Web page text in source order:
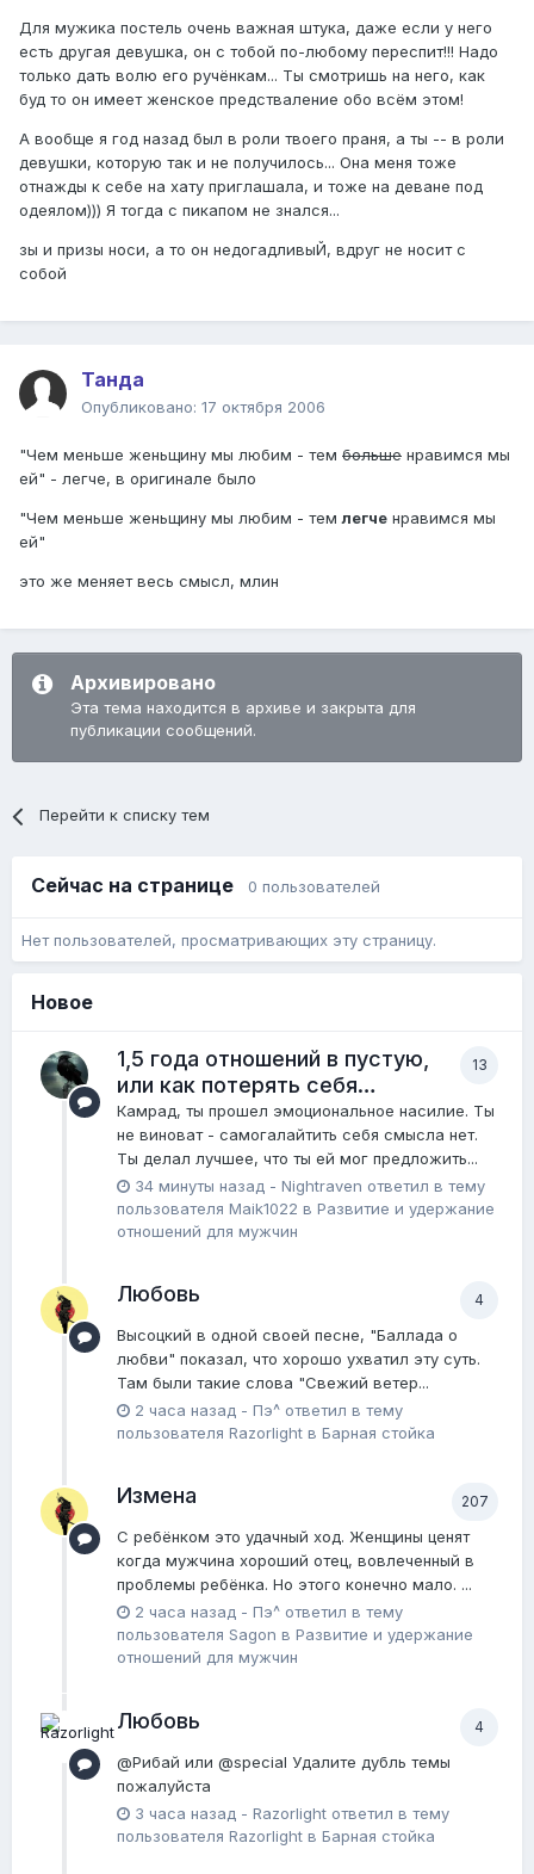
Для мужика постель очень важная штука, даже если у него
есть другая девушка, он с тобой по-любому переспит!!! Надо
только дать волю его ручёнкам... Ты смотришь на него, как
буд то он имеет женское предстваление обо всём этом!
А вообще я год назад был в роли твоего праня, а ты -- в роли
девушки, которую так и не получилось... Она меня тоже
отнажды к себе на хату приглашала, и тоже на деване под
одеялом))) Я тогда с пикапом не знался...
зы и призы носи, а то он недогадливыЙ, вдруг не носит с
собой
Танда
Опубликовано: 17 октября 2006
"Чем меньше женьщину мы любим - тем больше нравимся мы
ей" - легче, в оригинале было
"Чем меньше женьщину мы любим - темлегче нравимся мы
ей"
это же меняет весь смысл, млин
Архивировано
Эта тема находится в архиве и закрыта для
публикации сообщений.
Перейти к списку тем
Сейчас на странице 0 пользователей
Нет пользователей, просматривающих эту страницу.
Новое
13
1,5 года отношений в пустую,
или как потерять себя…
Камрад, ты прошел эмоциональное насилие. Ты
не виноват - самогалайтить себя смысла нет.
Ты делал лучшее, что ты ей мог предложить...
34 минуты назад - Nightraven ответил в тему
пользователя Maik1022 в Pазвитие и удержание
отношений для мужчин
4
Любовь
Высоцкий в одной своей песне, "Баллада о
любви" показал, что хорошо ухватил эту суть.
Там были такие слова "Свежий ветер...
2 часа назад - Пэ^ ответил в тему
пользователя Razorlight в Барная стойка
207
Измена
С ребёнком это удачный ход. Женщины ценят
когда мужчина хороший отец, вовлеченный в
проблемы ребёнка. Но этого конечно мало. ...
2 часа назад - Пэ^ ответил в тему
пользователя Sagon в Pазвитие и удержание
отношений для мужчин
4
Любовь
@Рибай или @special Удалите дубль темы
пожалуйста
3 часа назад - Razorlight ответил в тему
пользователя Razorlight в Барная стойка